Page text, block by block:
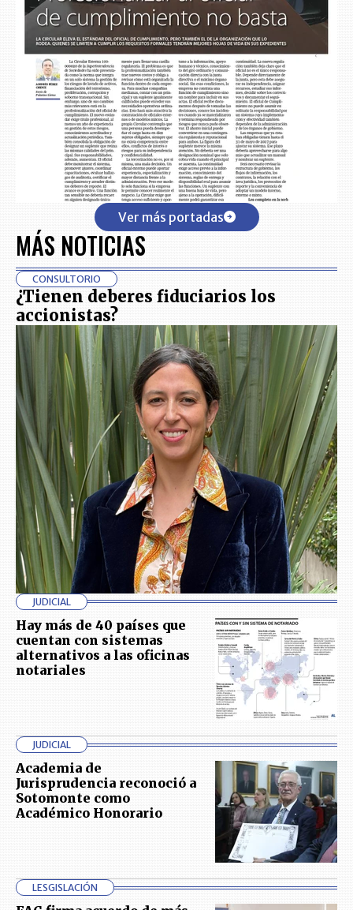
Ver más portadas
MÁS NOTICIAS
CONSULTORIO
¿Tienen deberes fiduciarios los
accionistas?
JUDICIAL
Hay más de 40 países que
cuentan con sistemas
alternativos a las oficinas
notariales
JUDICIAL
Academia de
Jurisprudencia reconoció a
Sotomonte como
Académico Honorario
LESGISLACIÓN